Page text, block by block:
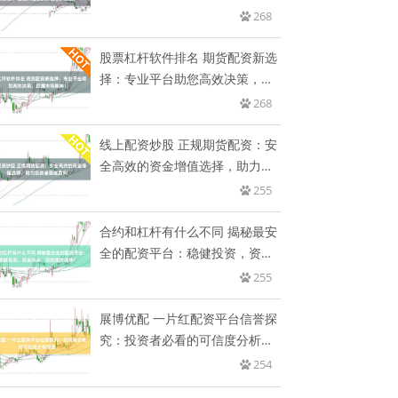
268
股票杠杆软件排名 期货配资新选
择：专业平台助您高效决策，把
268
线上配资炒股 正规期货配资：安
全高效的资金增值选择，助力投
255
合约和杠杆有什么不同 揭秘最安
全的配资平台：稳健投资，资金
255
展博优配 一片红配资平台信誉探
究：投资者必看的可信度分析报
254